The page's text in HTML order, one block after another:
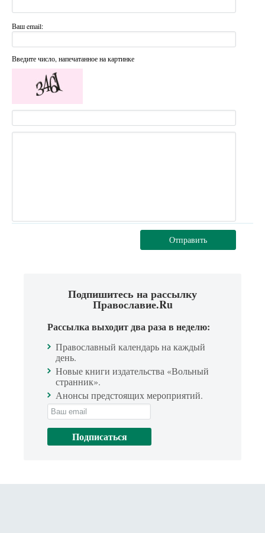
Ваш email:
Введите число, напечатанное на картинке
Отправить
Подпишитесь на рассылку
Православие.Ru
Рассылка выходит два раза в неделю:
Православный календарь на каждый
день.
Новые книги издательства «Вольный
странник».
Анонсы предстоящих мероприятий.